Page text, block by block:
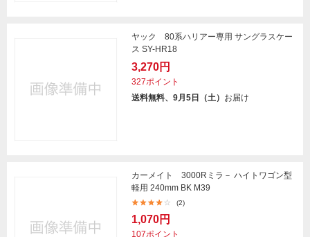
ヤック 80系ハリアー専用 サングラスケー
ス SY-HR18
3,270円
327ポイント
送料無料、9月5日（土） お届け
カーメイト 3000Rミラ－ ハイトワゴン型
軽用 240mm BK M39
(2)
1,070円
107ポイント